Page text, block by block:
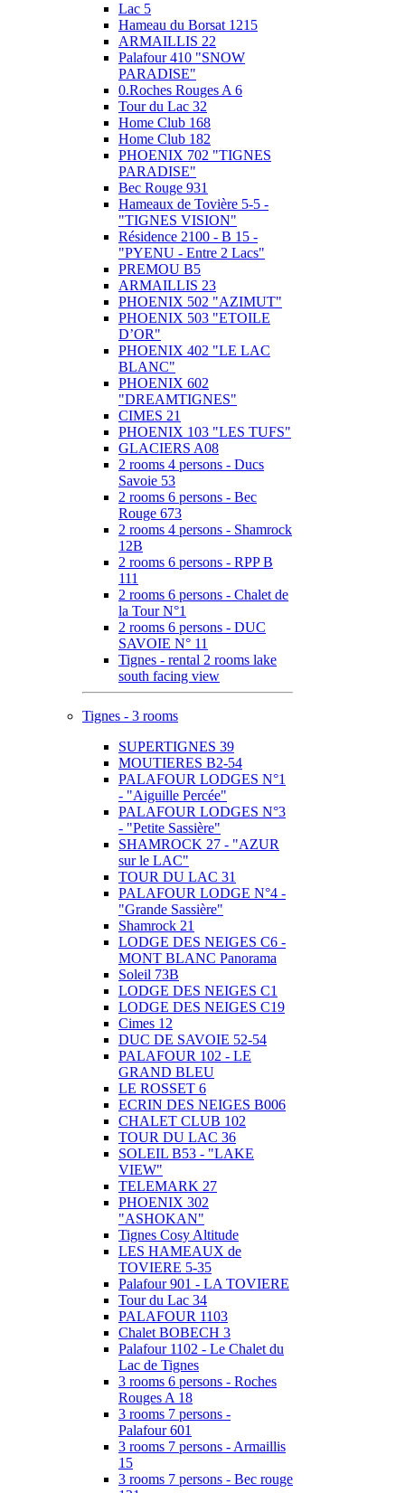
Lac 5
Hameau du Borsat 1215
ARMAILLIS 22
Palafour 410 "SNOW
PARADISE"
0.Roches Rouges A 6
Tour du Lac 32
Home Club 168
Home Club 182
PHOENIX 702 "TIGNES
PARADISE"
Bec Rouge 931
Hameaux de Tovière 5-5 -
"TIGNES VISION"
Résidence 2100 - B 15 -
"PYENU - Entre 2 Lacs"
PREMOU B5
ARMAILLIS 23
PHOENIX 502 "AZIMUT"
PHOENIX 503 "ETOILE
D’OR"
PHOENIX 402 "LE LAC
BLANC"
PHOENIX 602
"DREAMTIGNES"
CIMES 21
PHOENIX 103 "LES TUFS"
GLACIERS A08
2 rooms 4 persons - Ducs
Savoie 53
2 rooms 6 persons - Bec
Rouge 673
2 rooms 4 persons - Shamrock
12B
2 rooms 6 persons - RPP B
111
2 rooms 6 persons - Chalet de
la Tour N°1
2 rooms 6 persons - DUC
SAVOIE N° 11
Tignes - rental 2 rooms lake
south facing view
Tignes - 3 rooms
SUPERTIGNES 39
MOUTIERES B2-54
PALAFOUR LODGES N°1
- "Aiguille Percée"
PALAFOUR LODGES N°3
- "Petite Sassière"
SHAMROCK 27 - "AZUR
sur le LAC"
TOUR DU LAC 31
PALAFOUR LODGE N°4 -
"Grande Sassière"
Shamrock 21
LODGE DES NEIGES C6 -
MONT BLANC Panorama
Soleil 73B
LODGE DES NEIGES C1
LODGE DES NEIGES C19
Cimes 12
DUC DE SAVOIE 52-54
PALAFOUR 102 - LE
GRAND BLEU
LE ROSSET 6
ECRIN DES NEIGES B006
CHALET CLUB 102
TOUR DU LAC 36
SOLEIL B53 - "LAKE
VIEW"
TELEMARK 27
PHOENIX 302
"ASHOKAN"
Tignes Cosy Altitude
LES HAMEAUX de
TOVIERE 5-35
Palafour 901 - LA TOVIERE
Tour du Lac 34
PALAFOUR 1103
Chalet BOBECH 3
Palafour 1102 - Le Chalet du
Lac de Tignes
3 rooms 6 persons - Roches
Rouges A 18
3 rooms 7 persons -
Palafour 601
3 rooms 7 persons - Armaillis
15
3 rooms 7 persons - Bec rouge